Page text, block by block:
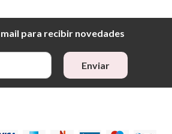
para recibir novedades
Enviar